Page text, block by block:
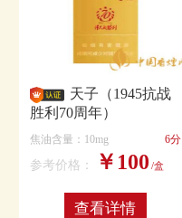
天子（1945抗战
胜利70周年）
焦油含量：10mg 6分
参考价格： ￥100 /盒
查看详情